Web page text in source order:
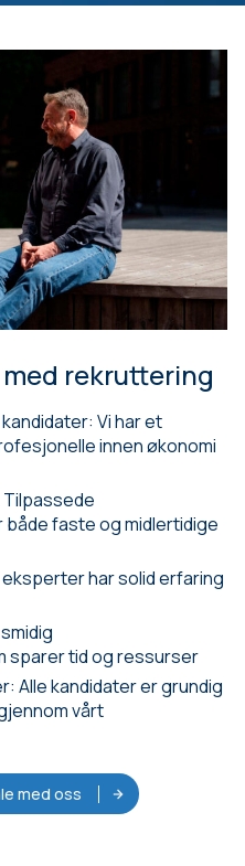
med rekruttering
Vi har et
innen økonomi
faste og midlertidige
har solid erfaring
sparer tid og ressurser
Alle kandidater er grundig
vårt
med oss